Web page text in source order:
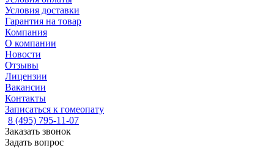
Условия доставки
Гарантия на товар
Компания
О компании
Новости
Отзывы
Лицензии
Вакансии
Контакты
Записаться к гомеопату
8 (495) 795-11-07
Заказать звонок
Задать вопрос